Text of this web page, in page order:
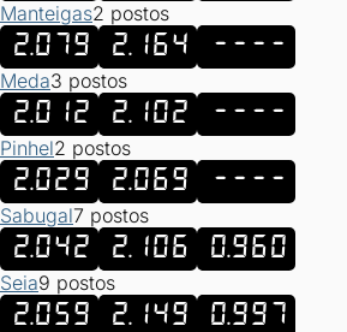
Manteigas2 postos
2.079 2.164 ----
Meda3 postos
2.012 2.102 ----
Pinhel2 postos
2.029 2.069 ----
Sabugal7 postos
2.042 2.106 0.960
Seia9 postos
2.059 2.149 0.997